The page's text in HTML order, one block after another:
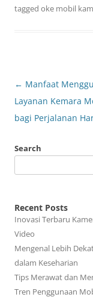
tagged oke mobil
Post
navigation
← Manfaat
Layanan Kemara
bagi Perjalanan
Search
Recent Posts
Inovasi Terbaru
Video
Mengenal Lebih
dalam Keseharian
Tips Merawat dan
Tren Penggunaan